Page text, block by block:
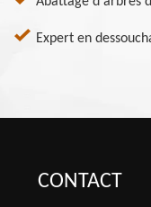
Expert en
CONTACT